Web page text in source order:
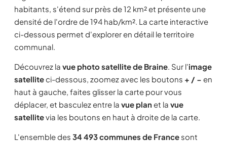
habitants, s'étend sur près de 12 km² et présente une
densité de l'ordre de 194 hab/km². La carte interactive
ci-dessous permet d'explorer en détail le territoire
communal.
Découvrez la vue photo satellite de Braine. Sur l'image
satelliteci-dessous, zoomez avec les boutons + / − en
haut à gauche, faites glisser la carte pour vous
déplacer, et basculez entre la vue planet la vue
satellitevia les boutons en haut à droite de la carte.
L'ensemble des 34 493 communes de France sont